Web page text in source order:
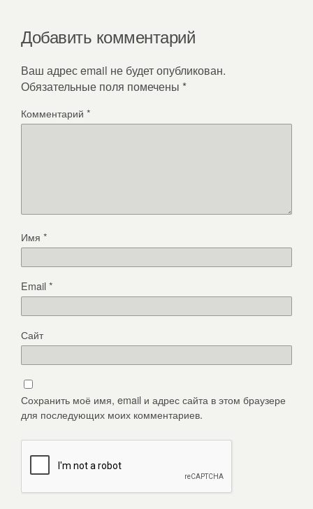
Добавить комментарий
Ваш адрес email не будет опубликован.
Обязательные поля помечены *
Комментарий *
Имя *
Email*
Сайт
Сохранить моё имя, email и адрес сайта в этом браузере
для последующих моих комментариев.